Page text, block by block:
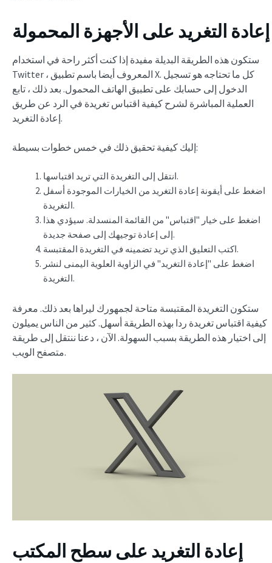
إعادة التغريد على الأجهزة المحمولة
ستكون هذه الطريقة البديلة مفيدة إذا كنت أكثر راحة في استخدام
Twitter ، المعروف أيضا باسم تطبيق X. كل ما تحتاجه هو تسجيل
الدخول إلى حسابك على تطبيق الهاتف المحمول. بعد ذلك ، تابع
العملية المباشرة لشرح كيفية اقتباس تغريدة في الرد عن طريق
إعادة التغريد.
إليك كيفية تحقيق ذلك في خمس خطوات بسيطة:
انتقل إلى التغريدة التي تريد اقتباسها.
اضغط على أيقونة إعادة التغريد من الخيارات الموجودة أسفل
التغريدة.
اضغط على خيار "اقتباس" من القائمة المنسدلة. سيؤدي هذا
إلى إعادة توجيهك إلى صفحة جديدة.
اكتب التعليق الذي تريد تضمينه في التغريدة المقتبسة.
اضغط على "إعادة التغريد" في الزاوية العلوية اليمنى لنشر
التغريدة.
ستكون التغريدة المقتبسة متاحة لجمهورك ليراها بعد ذلك. معرفة
كيفية اقتباس تغريدة ردا بهذه الطريقة أسهل. كثير من الناس يميلون
إلى اختيار هذه الطريقة بسبب السهولة. الآن ، دعنا ننتقل إلى طريقة
متصفح الويب.
إعادة التغريد على سطح المكتب